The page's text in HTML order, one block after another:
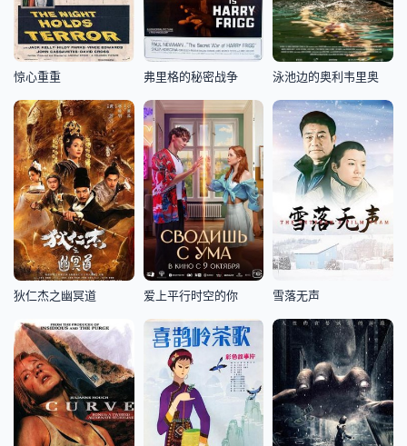
惊心重重 弗里格的秘密战争 泳池边的奥利韦里奥
狄仁杰之幽冥道 爱上平行时空的你 雪落无声